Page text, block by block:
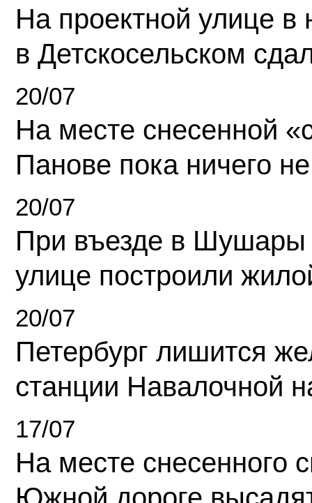
На проектной улице
в Детскосельском
20/07
На месте снесенной
Панове пока ничего
20/07
При въезде в Шушары
улице построили
20/07
Петербург лишится
станции Навалочной
17/07
На месте снесенного